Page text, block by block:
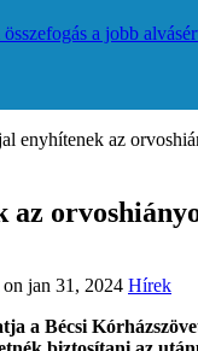
a jobb
enyhítenek az
on jan 31, 2024 Hírek
a Bécsi